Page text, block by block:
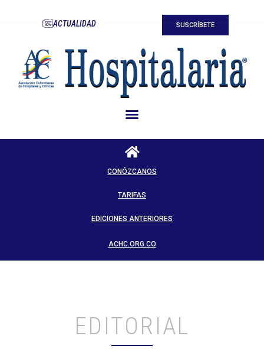
ACTUALIDAD SUSCRÍBETE
CONÓZCANOS
TARIFAS
EDICIONES ANTERIORES
ACHC.ORG.CO
EDITORIAL